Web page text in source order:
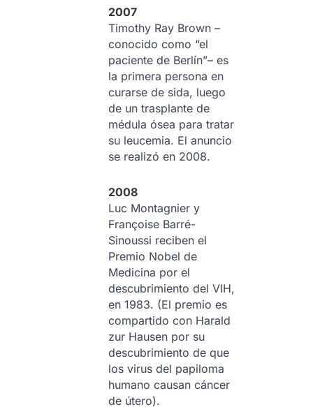
2007
Timothy Ray Brown –
conocido como “el
paciente de Berlín”– es
la primera persona en
curarse de sida, luego
de un trasplante de
médula ósea para tratar
su leucemia. El anuncio
se realizó en 2008.
2008
Luc Montagnier y
Françoise Barré-
Sinoussi reciben el
Premio Nobel de
Medicina por el
descubrimiento del VIH,
en 1983. (El premio es
compartido con Harald
zur Hausen por su
descubrimiento de que
los virus del papiloma
humano causan cáncer
de útero).